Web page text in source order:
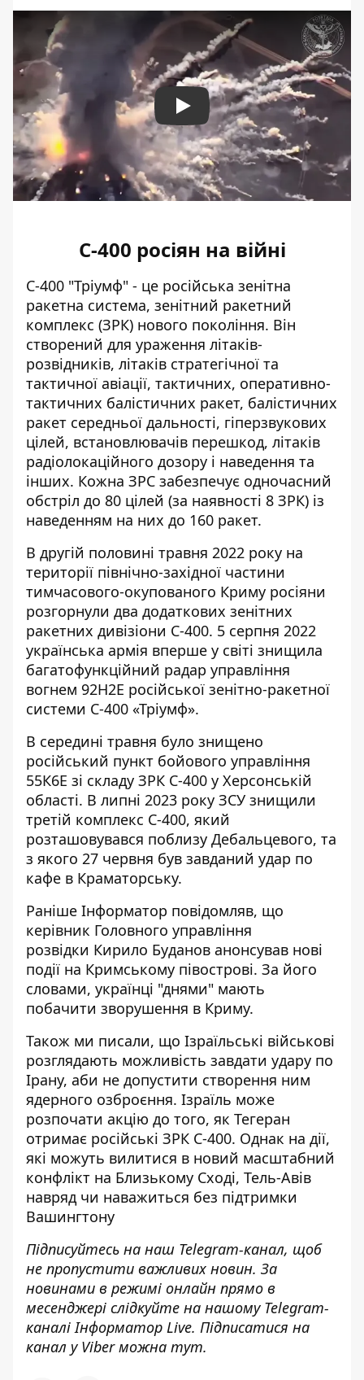
Play
С-400 росіян на війні
С-400 "Тріумф" - це російська зенітна
ракетна система, зенітний ракетний
комплекс (ЗРК) нового покоління. Він
створений для ураження літаків-
розвідників, літаків стратегічної та
тактичної авіації, тактичних, оперативно-
тактичних балістичних ракет, балістичних
ракет середньої дальності, гіперзвукових
цілей, встановлювачів перешкод, літаків
радіолокаційного дозору і наведення та
інших. Кожна ЗРС забезпечує одночасний
обстріл до 80 цілей (за наявності 8 ЗРК) із
наведенням на них до 160 ракет.
В другій половині травня 2022 року на
території північно-західної частини
тимчасового-окупованого Криму росіяни
розгорнули два додаткових зенітних
ракетних дивізіони С-400. 5 серпня 2022
українська армія вперше у світі знищила
багатофункційний радар управління
вогнем 92Н2Е російської зенітно-ракетної
системи С-400 «Тріумф».
В середині травня було знищено
російський пункт бойового управління
55К6Е зі складу ЗРК С-400 у Херсонській
області. В липні 2023 року ЗСУ знищили
третій комплекс С-400, який
розташовувався поблизу Дебальцевого, та
з якого 27 червня був завданий удар по
кафе в Краматорську.
Раніше Інформатор повідомляв, що
керівник Головного управління
розвідки Кирило Буданов анонсував нові
події на Кримському півострові. За його
словами, українці "днями" мають
побачити зворушення в Криму.
Також ми писали, що Ізраїльські військові
розглядають можливість завдати удару по
Ірану, аби не допустити створення ним
ядерного озброєння. Ізраїль може
розпочати акцію до того, як Тегеран
отримає російські ЗРК С-400. Однак на дії,
які можуть вилитися в новий масштабний
конфлікт на Близькому Сході, Тель-Авів
навряд чи наважиться без підтримки
Вашингтону
Підписуйтесь на наш Telegram-канал, щоб
не пропустити важливих новин. За
новинами в режимі онлайн прямо в
месенджері слідкуйте на нашому Telegram-
каналіІнформатор Live. Підписатися на
канал у Viber можна тут.